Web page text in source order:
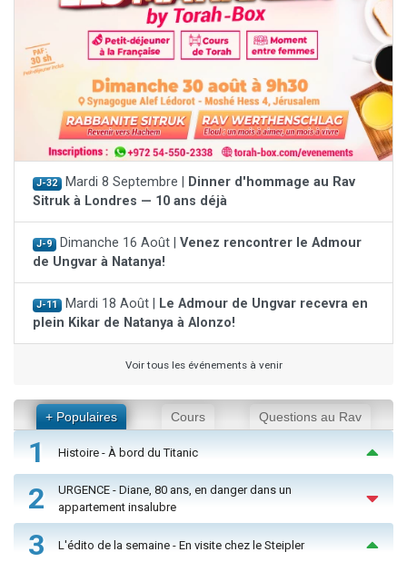
J-32 Mardi 8 Septembre | Dinner d'hommage au Rav
Sitruk à Londres — 10 ans déjà
J-9 Dimanche 16 Août | Venez rencontrer le Admour
de Ungvar à Natanya!
J-11 Mardi 18 Août | Le Admour de Ungvar recevra en
plein Kikar de Natanya à Alonzo!
Voir tous les événements à venir
+ Populaires Cours Questions au Rav
1 Histoire - À bord du Titanic
2
URGENCE - Diane, 80 ans, en danger dans un
appartement insalubre
3 L'édito de la semaine - En visite chez le Steipler